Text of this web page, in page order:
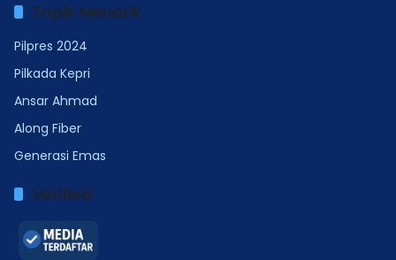
Topik Menarik
Pilpres 2024
Pilkada Kepri
Ansar Ahmad
Along Fiber
Generasi Emas
Verified